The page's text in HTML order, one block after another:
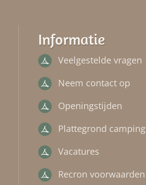
Informatie
Veelgestelde vragen
Neem contact op
Openingstijden
Plattegrond camping
Vacatures
Recron voorwaarden